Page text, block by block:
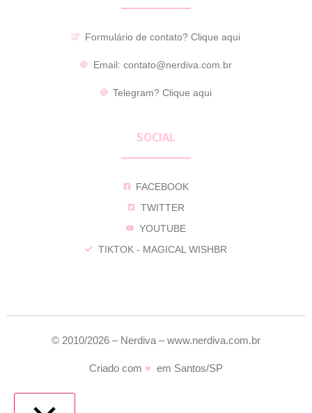
Formulário de contato?Clique aqui
Email: contato@nerdiva.com.br
Telegram? Clique aqui
SOCIAL
FACEBOOK
TWITTER
YOUTUBE
TIKTOK - MAGICAL WISHBR
© 2010/2026 – Nerdiva – www.nerdiva.com.br
Criado com ♥ em Santos/SP